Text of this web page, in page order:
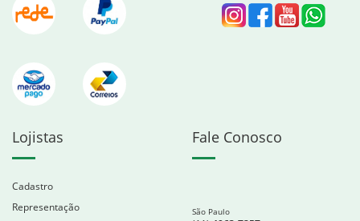
Lojistas
Cadastro
Representação
Fale Conosco
São Paulo